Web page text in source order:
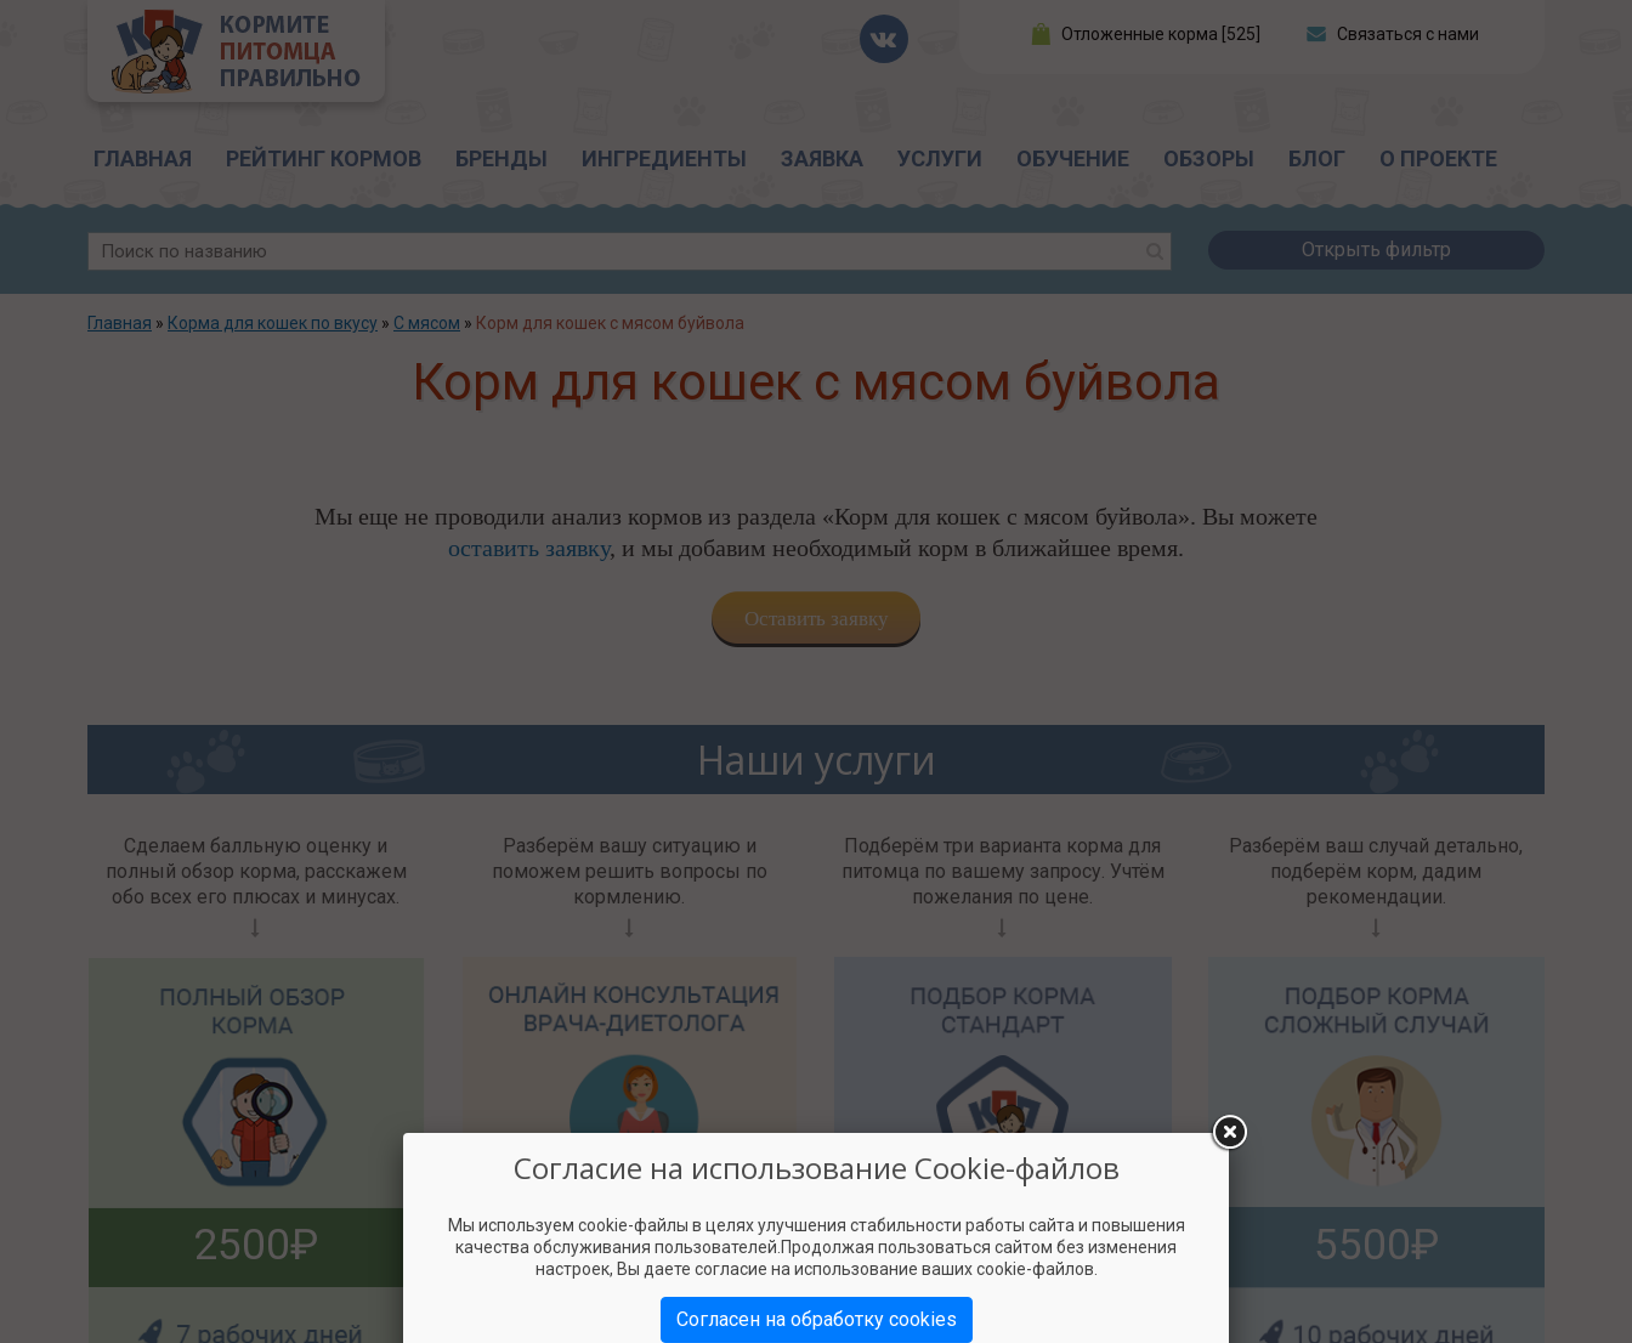
Отложенные корма [525] Связаться с нами
ГЛАВНАЯ РЕЙТИНГ КОРМОВ БРЕНДЫ ИНГРЕДИЕНТЫ ЗАЯВКА УСЛУГИ ОБУЧЕНИЕ ОБЗОРЫ БЛОГ О ПРОЕКТЕ
Открыть фильтр
Главная » Корма для кошек по вкусу » С мясом » Корм для кошек с мясом буйвола
Корм для кошек с мясом буйвола
Мы еще не проводили анализ кормов из раздела «Корм для кошек с мясом буйвола». Вы можете
оставить заявку, и мы добавим необходимый корм в ближайшее время.
Оставить заявку
Наши услуги
Сделаем балльную оценку и
полный обзор корма, расскажем
обо всех его плюсах и минусах.
2500
Разберём вашу ситуацию и
поможем решить вопросы по
кормлению.
3000
Подберём три варианта корма для
питомца по вашему запросу. Учтём
пожелания по цене.
2500
Разберём ваш случай детально,
подберём корм, дадим
рекомендации.
5500
Согласие на использование Cookie-файлов
Мы используем cookie-файлы в целях улучшения стабильности работы сайта и повышения
качества обслуживания пользователей.Продолжая пользоваться сайтом без изменения
настроек, Вы даете согласие на использование ваших cookie-файлов.
Согласен на обработку cookies